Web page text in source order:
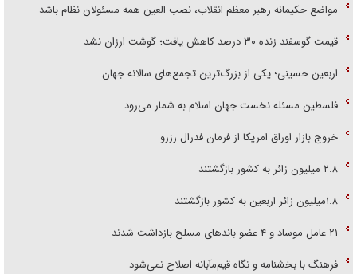
مواضع حکیمانه رهبر معظم انقلاب، نصب العین همه مسئولان نظام باشد
قیمت گوسفند زنده ۳۰ درصد کاهش یافت؛ گوشت ارزان نشد
اربعین حسینی؛ یکی از بزرگ‌ترین تجمع‌های سالانه جهان
فلسطین مسئله نخست جهان اسلام به شمار می‌رود
خروج بازار اوراق امریکا از فرمان فدرال رزرو
۲.۸ میلیون زائر به کشور بازگشتند
۱.۸میلیون زائر اربعین به کشور بازگشتند
۲۱ عامل موساد و ۴ عضو باند‌های مسلح بازداشت شدند
فرهنگ با بخشنامه و نگاه قیم‌مآبانه اصلاح نمی‌شود